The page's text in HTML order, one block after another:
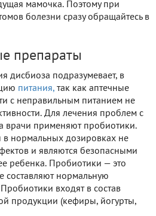
мамочка. Поэтому при
болезни сразу обращайтесь в
препараты
дисбиоза подразумевает, в
питания, так как аптечные
с неправильным питанием не
Для лечения проблем с
врачи применяют пробиотики.
в нормальных дозировках не
и являются безопасными
ребенка. Пробиотики — это
составляют нормальную
входят в состав
продукции (кефиры, йогурты,